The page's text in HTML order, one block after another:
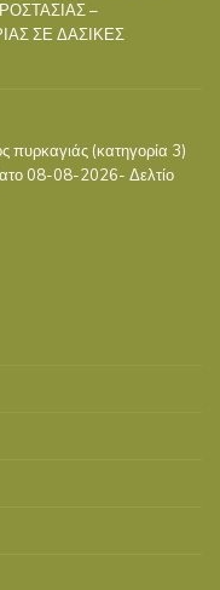
–
ΣΕ ΔΑΣΙΚΕΣ
πυρκαγιάς (κατηγορία 3)
08-08-2026- Δελτίο